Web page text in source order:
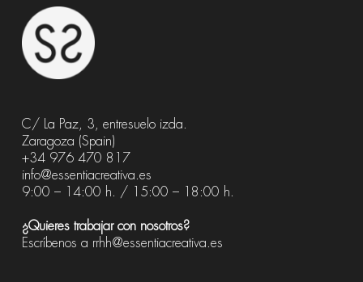
C/ La Paz, 3, entresuelo izda.
Zaragoza (Spain)
+34 976 470 817
info@essentiacreativa.es
9:00 – 14:00 h. / 15:00 – 18:00 h.
¿Quieres trabajar con nosotros?
Escríbenos a rrhh@essentiacreativa.es